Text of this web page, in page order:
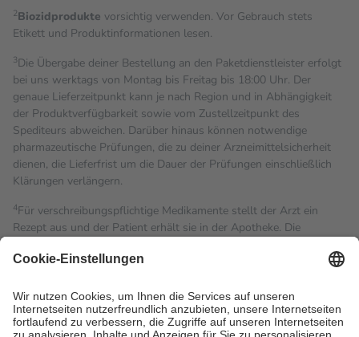
2Biozidprodukte vorsichtig verwenden. Vor Gebrauch stets
Etikett und Produktinformationen lesen.
3Die Übergabe deiner Bestellung an den Paketdienstleister erfolgt
bei uns werktags von Montag bis Freitag bis 18:00 Uhr. Der
genaue Lieferzeitpunkt kann je nach Region und in Abhängigkeit
der Produktverfügbarkeit sowie vom Zustellzeitpunkt des
Spediteurs abweichen. Darüber hinaus können notwendige
pharmazeutische Prüfungen, die zu deiner Arzneimittelsicherheit
dienen, die Lieferfrist um die Dauer der Prüfungen einschließlich
Klärungen verlängern.
4Für verschreibungspflichtige Medikamente stellt der Arzt ein
Rezept aus und der Patient erhält sie in der Apotheke. Die
Kosten dafür, der Versicherte trägt einen Teil davon als Zuzahlung
Grundsätzlich leisten Mitglieder Zuzahlungen in Höhe von zehn
Prozent des Abgabepreises,mindestensjedochfünf Euround
höchstens zehn Euro.Es sind jedoch nie mehr als die